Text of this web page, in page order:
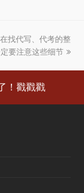
找代写、代考的整
要注意这些细节
！戳戳戳